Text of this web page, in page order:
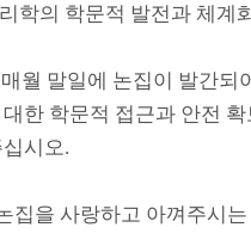
학의 학문적 발전과 체계
월 말일에 논집이 발간되
한 학문적 접근과 안전
시오.
집을 사랑하고 아껴주시